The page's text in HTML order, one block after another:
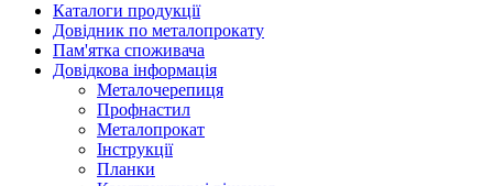
Каталоги продукції
Довідник по металопрокату
Пам'ятка споживача
Довідкова інформація
Металочерепиця
Профнастил
Металопрокат
Інструкції
Планки